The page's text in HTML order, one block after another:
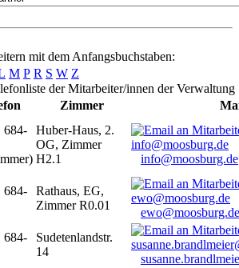
mit dem Anfangsbuchstaben:
M P R S W Z
der Mitarbeiter/innen der Verwaltung
Zimmer
684-
Huber-Haus, 2.
OG, Zimmer
H2.1
info@moosburg.de
684-
Rathaus, EG,
Zimmer R0.01
ewo@moosburg.de
684-
Sudetenlandstr.
14